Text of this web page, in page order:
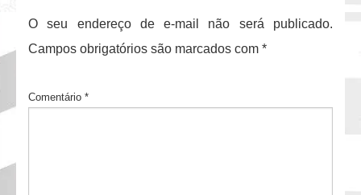
O seu endereço de e-mail não será publicado.
Campos obrigatórios são marcados com *
Comentário *